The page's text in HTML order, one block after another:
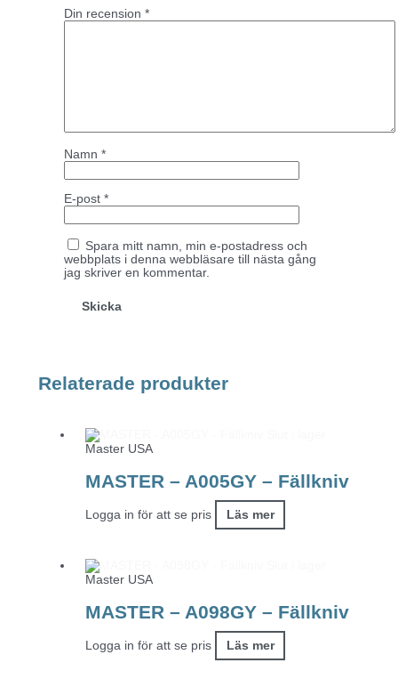
Din recension *
Namn *
E-post *
Spara mitt namn, min e-postadress och
webbplats i denna webbläsare till nästa gång
jag skriver en kommentar.
Relaterade produkter
Master USA
MASTER – A005GY – Fällkniv
Logga in för att se pris Läs mer
Master USA
MASTER – A098GY – Fällkniv
Logga in för att se pris Läs mer